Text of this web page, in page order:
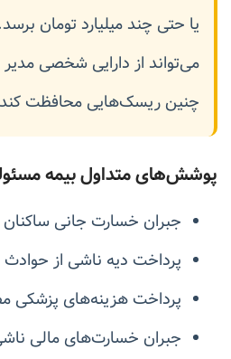
یا حتی چند میلیارد تومان
می‌تواند از دارایی شخصی مدیر
چنین ریسک‌هایی محافظت
پوشش‌های متداول بیمه
جبران خسارت جانی
پرداخت دیه ناشی از
پرداخت هزینه‌های پزشکی
جبران خسارت‌های مالی